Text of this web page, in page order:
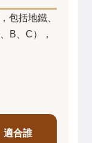
包括地鐵、
B、C），
適合誰